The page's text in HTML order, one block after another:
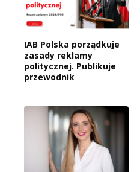
IAB Polska porządkuje
zasady reklamy
politycznej. Publikuje
przewodnik